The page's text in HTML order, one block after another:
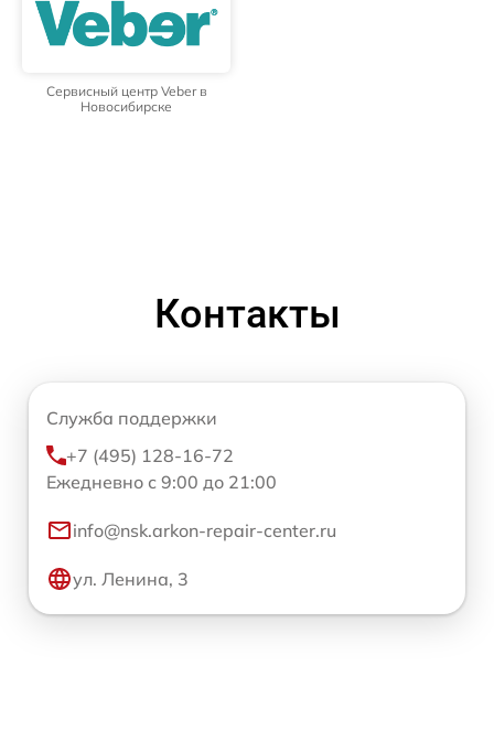
Сервисный центр Veber в
Новосибирске
Контакты
Служба поддержки
+7 (495) 128-16-72
Ежедневно с 9:00 до 21:00
info@nsk.arkon-repair-center.ru
ул. Ленина, 3